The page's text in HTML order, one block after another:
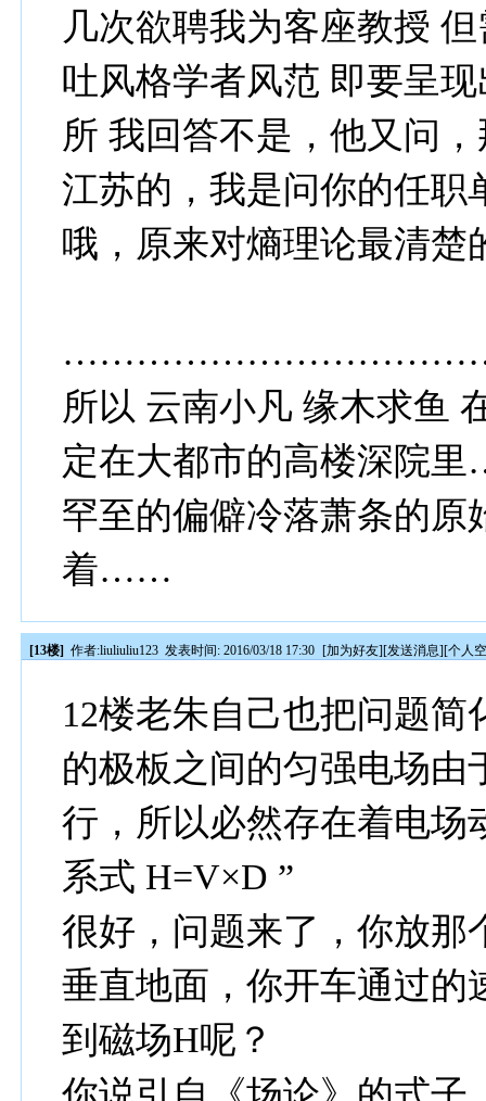
几次欲聘我为客座教授
吐风格学者风范 即要呈
所 我回答不是，他又问
江苏的，我是问你的任
哦，原来对熵理论最清
所以 云南小凡 缘木求鱼
定在大都市的高楼深院
罕至的偏僻冷落萧条的原
着……
[13楼] 作者:liuliuliu123 发表时间: 2016/03/18 17:30 [加为好友][发送消息][个人
12楼老朱自己也把问题
的极板之间的匀强电场由
行，所以必然存在着电场
系式 H=V×D ”
很好，问题来了，你放那
垂直地面，你开车通过的
到磁场H呢？